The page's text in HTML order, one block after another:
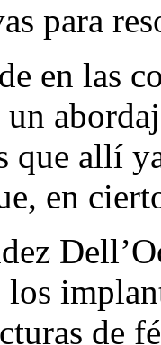
para
en las
que allí
en
los
de